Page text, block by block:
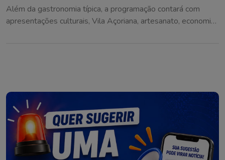
Além da gastronomia típica, a programação contará com
apresentações culturais, Vila Açoriana, artesanato, economia